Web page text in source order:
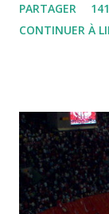
Leila fi amarikia
dire Mouch ex
PARTAGER
CONTINUER À